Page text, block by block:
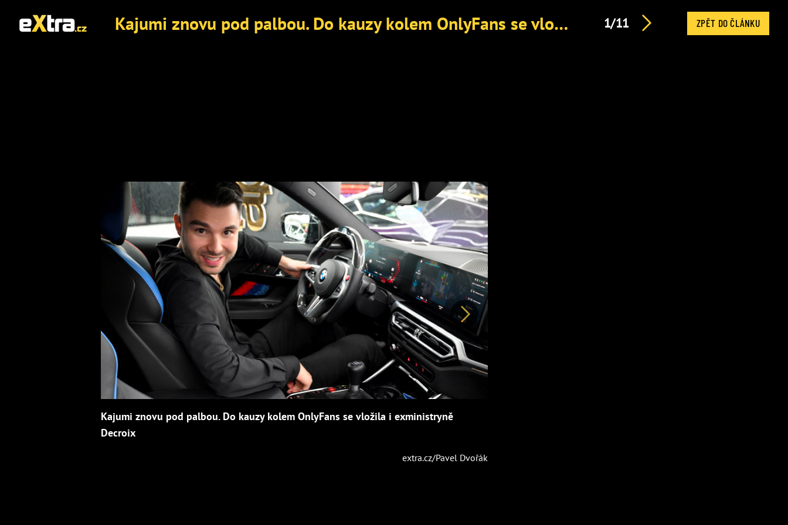
Kajumi znovu pod palbou. Do kauzy kolem OnlyFans se vložila i exministryně Decroix 1/11 ZPĚT DO ČLÁNKU
Další
Kajumi znovu pod palbou. Do kauzy kolem OnlyFans se vložila i exministryně
Decroix
extra.cz/Pavel Dvořák